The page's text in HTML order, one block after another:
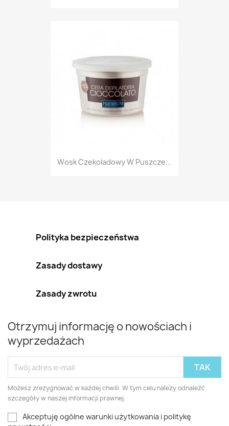
Wosk Czekoladowy W Puszcze...
Polityka bezpieczeństwa
Zasady dostawy
Zasady zwrotu
Otrzymuj informację o nowościach i
wyprzedażach
Możesz zrezygnować w każdej chwili. W tym celu należy odnaleźć
szczegóły w naszej informacji prawnej.
Akceptuję ogólne warunki użytkowania i politykę